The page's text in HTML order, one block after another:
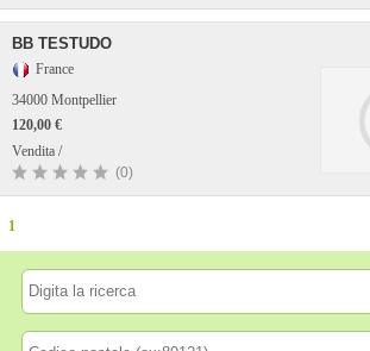
BB TESTUDO
France
34000 Montpellier
120,00 €
Vendita /
(0)
1